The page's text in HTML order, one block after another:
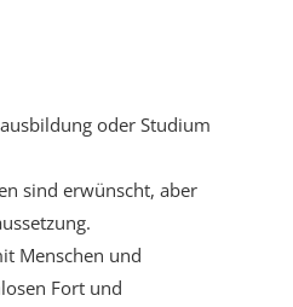
oder Studium
sind erwünscht, aber
Menschen und
Fort und